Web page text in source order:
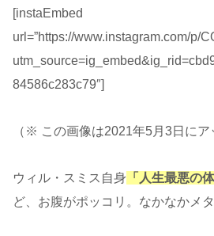
[instaEmbed
url=”https://www.instagram.com/p/
84586c283c79″]
（※ この画像は2021年5月3日にア
ウィル・スミス自身 「人生最悪の体
ど、お腹がポッコリ。なかなかメ